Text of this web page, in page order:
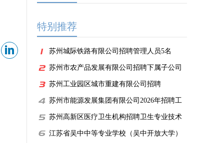
特别推荐
苏州城际铁路有限公司招聘管理人员5名
苏州市农产品发展有限公司招聘下属子公司
工作人员
苏州工业园区城市重建有限公司招聘
苏州市能源发展集团有限公司2026年招聘工
作人员简章（第三批）
苏州高新区医疗卫生机构招聘卫生专业技术
人员61名（编外合同制）
江苏省吴中中等专业学校（吴中开放大学）